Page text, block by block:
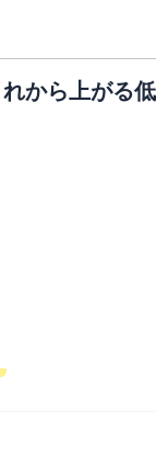
から上がる